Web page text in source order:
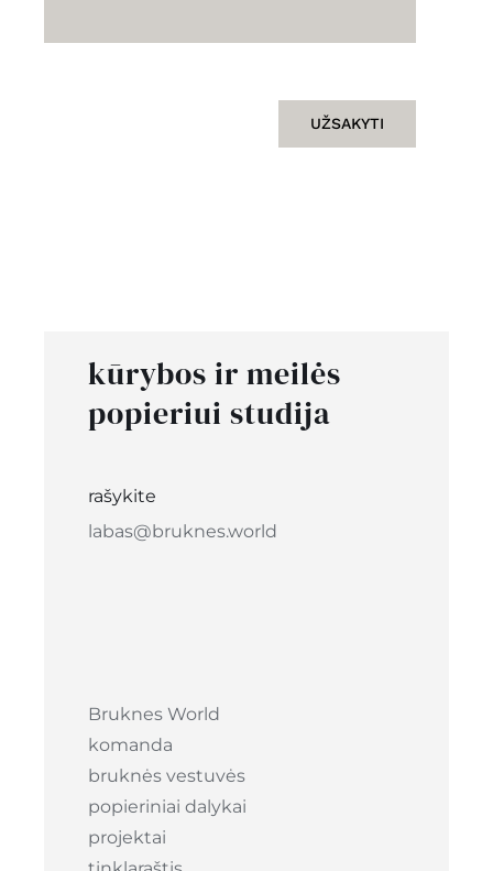
UŽSAKYTI
kūrybos ir meilės
popieriui studija
rašykite
labas@bruknes.world
Bruknes World
komanda
bruknės vestuvės
popieriniai dalykai
projektai